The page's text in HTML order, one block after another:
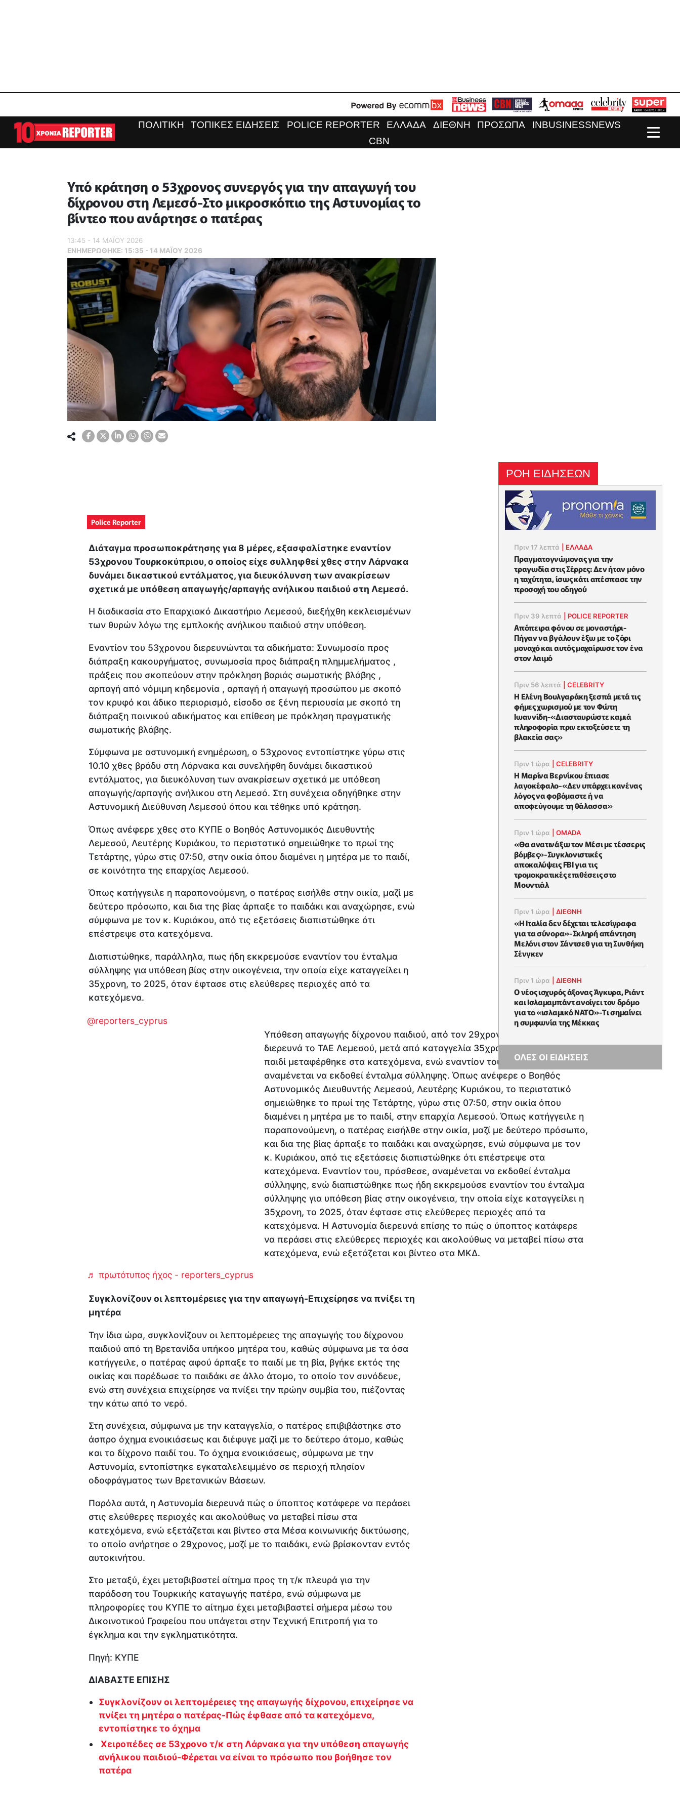
ΠΟΛΙΤΙΚΗ ΤΟΠΙΚΕΣ ΕΙΔΗΣΕΙΣ POLICE REPORTER ΕΛΛΑΔΑ ΔΙΕΘΝΗ ΠΡΟΣΩΠΑ
INBUSINESSNEWS
CBN
Υπό κράτηση ο 53χρονος συνεργός για την απαγωγή του
δίχρονου στη Λεμεσό-Στο μικροσκόπιο της Αστυνομίας το
βίντεο που ανάρτησε ο πατέρας
13:45 - 14 ΜΑΪ́ΟΥ 2026
ΕΝΗΜΕΡΏΘΗΚΕ: 15:35 - 14 ΜΑΪ́ΟΥ 2026
Police Reporter
Διάταγμα προσωποκράτησης για 8 μέρες, εξασφαλίστηκε εναντίον
53χρονου Τουρκοκύπριου, ο οποίος είχε συλληφθεί χθες στην Λάρνακα
δυνάμει δικαστικού εντάλματος, για διευκόλυνση των ανακρίσεων
σχετικά με υπόθεση απαγωγής/αρπαγής ανήλικου παιδιού στη Λεμεσό.
Η διαδικασία στο Επαρχιακό Δικαστήριο Λεμεσού, διεξήχθη κεκλεισμένων
των θυρών λόγω της εμπλοκής ανήλικου παιδιού στην υπόθεση.
Εναντίον του 53χρονου διερευνώνται τα αδικήματα: Συνωμοσία προς
διάπραξη κακουργήματος, συνωμοσία προς διάπραξη πλημμελήματος ,
πράξεις που σκοπεύουν στην πρόκληση βαριάς σωματικής βλάβης ,
αρπαγή από νόμιμη κηδεμονία , αρπαγή ή απαγωγή προσώπου με σκοπό
τον κρυφό και άδικο περιορισμό, είσοδο σε ξένη περιουσία με σκοπό τη
διάπραξη ποινικού αδικήματος και επίθεση με πρόκληση πραγματικής
σωματικής βλάβης.
Σύμφωνα με αστυνομική ενημέρωση, ο 53χρονος εντοπίστηκε γύρω στις
10.10 χθες βράδυ στη Λάρνακα και συνελήφθη δυνάμει δικαστικού
εντάλματος, για διευκόλυνση των ανακρίσεων σχετικά με υπόθεση
απαγωγής/αρπαγής ανήλικου στη Λεμεσό. Στη συνέχεια οδηγήθηκε στην
Αστυνομική Διεύθυνση Λεμεσού όπου και τέθηκε υπό κράτηση.
Όπως ανέφερε χθες στο ΚΥΠΕ ο Βοηθός Αστυνομικός Διευθυντής
Λεμεσού, Λευτέρης Κυριάκου, το περιστατικό σημειώθηκε το πρωί της
Τετάρτης, γύρω στις 07:50, στην οικία όπου διαμένει η μητέρα με το παιδί,
σε κοινότητα της επαρχίας Λεμεσού.
Όπως κατήγγειλε η παραπονούμενη, ο πατέρας εισήλθε στην οικία, μαζί με
δεύτερο πρόσωπο, και δια της βίας άρπαξε το παιδάκι και αναχώρησε, ενώ
σύμφωνα με τον κ. Κυριάκου, από τις εξετάσεις διαπιστώθηκε ότι
επέστρεψε στα κατεχόμενα.
Διαπιστώθηκε, παράλληλα, πως ήδη εκκρεμούσε εναντίον του ένταλμα
σύλληψης για υπόθεση βίας στην οικογένεια, την οποία είχε καταγγείλει η
35χρονη, το 2025, όταν έφτασε στις ελεύθερες περιοχές από τα
κατεχόμενα.
@reporters_cyprus
Υπόθεση απαγωγής δίχρονου παιδιού, από τον 29χρονο Τ/κ πατέρα του,
διερευνά το ΤΑΕ Λεμεσού, μετά από καταγγελία 35χρονης Βρετανίδας. Το
παιδί μεταφέρθηκε στα κατεχόμενα, ενώ εναντίον του υπόπτου
αναμένεται να εκδοθεί ένταλμα σύλληψης. Όπως ανέφερε ο Βοηθός
Αστυνομικός Διευθυντής Λεμεσού, Λευτέρης Κυριάκου, το περιστατικό
σημειώθηκε το πρωί της Τετάρτης, γύρω στις 07:50, στην οικία όπου
διαμένει η μητέρα με το παιδί, στην επαρχία Λεμεσού. Όπως κατήγγειλε η
παραπονούμενη, ο πατέρας εισήλθε στην οικία, μαζί με δεύτερο πρόσωπο,
και δια της βίας άρπαξε το παιδάκι και αναχώρησε, ενώ σύμφωνα με τον
κ. Κυριάκου, από τις εξετάσεις διαπιστώθηκε ότι επέστρεψε στα
κατεχόμενα. Εναντίον του, πρόσθεσε, αναμένεται να εκδοθεί ένταλμα
σύλληψης, ενώ διαπιστώθηκε πως ήδη εκκρεμούσε εναντίον του ένταλμα
σύλληψης για υπόθεση βίας στην οικογένεια, την οποία είχε καταγγείλει η
35χρονη, το 2025, όταν έφτασε στις ελεύθερες περιοχές από τα
κατεχόμενα. Η Αστυνομία διερευνά επίσης το πώς ο ύποπτος κατάφερε
να περάσει στις ελεύθερες περιοχές και ακολούθως να μεταβεί πίσω στα
κατεχόμενα, ενώ εξετάζεται και βίντεο στα ΜΚΔ.
♬ πρωτότυπος ήχος - reporters_cyprus
Συγκλονίζουν οι λεπτομέρειες για την απαγωγή-Επιχείρησε να πνίξει τη
μητέρα
Την ίδια ώρα, συγκλονίζουν οι λεπτομέρειες της απαγωγής του δίχρονου
παιδιού από τη Βρετανίδα υπήκοο μητέρα του, καθώς σύμφωνα με τα όσα
κατήγγειλε, ο πατέρας αφού άρπαξε το παιδί με τη βία, βγήκε εκτός της
οικίας και παρέδωσε το παιδάκι σε άλλο άτομο, το οποίο τον συνόδευε,
ενώ στη συνέχεια επιχείρησε να πνίξει την πρώην συμβία του, πιέζοντας
την κάτω από το νερό.
Στη συνέχεια, σύμφωνα με την καταγγελία, ο πατέρας επιβιβάστηκε στο
άσπρο όχημα ενοικιάσεως και διέφυγε μαζί με το δεύτερο άτομο, καθώς
και το δίχρονο παιδί του. Το όχημα ενοικιάσεως, σύμφωνα με την
Αστυνομία, εντοπίστηκε εγκαταλελειμμένο σε περιοχή πλησίον
οδοφράγματος των Βρετανικών Βάσεων.
Παρόλα αυτά, η Αστυνομία διερευνά πώς ο ύποπτος κατάφερε να περάσει
στις ελεύθερες περιοχές και ακολούθως να μεταβεί πίσω στα
κατεχόμενα, ενώ εξετάζεται και βίντεο στα Μέσα κοινωνικής δικτύωσης,
το οποίο ανήρτησε ο 29χρονος, μαζί με το παιδάκι, ενώ βρίσκονταν εντός
αυτοκινήτου.
Στο μεταξύ, έχει μεταβιβαστεί αίτημα προς τη τ/κ πλευρά για την
παράδοση του Τουρκικής καταγωγής πατέρα, ενώ σύμφωνα με
πληροφορίες του ΚΥΠΕ το αίτημα έχει μεταβιβαστεί σήμερα μέσω του
Δικοινοτικού Γραφείου που υπάγεται στην Τεχνική Επιτροπή για το
έγκλημα και την εγκληματικότητα.
Πηγή: ΚΥΠΕ
ΔΙΑΒΑΣΤΕ ΕΠΙΣΗΣ
Συγκλονίζουν οι λεπτομέρειες της απαγωγής δίχρονου, επιχείρησε να
πνίξει τη μητέρα ο πατέρας-Πώς έφθασε από τα κατεχόμενα,
εντοπίστηκε το όχημα
Χειροπέδες σε 53χρονο τ/κ στη Λάρνακα για την υπόθεση απαγωγής
ανήλικου παιδιού-Φέρεται να είναι το πρόσωπο που βοήθησε τον
πατέρα
ΡΟΗ ΕΙΔΗΣΕΩΝ
Πριν 17 λεπτά ΕΛΛΑΔΑ
Πραγματογνώμονας για την
τραγωδία στις Σέρρες: Δεν ήταν μόνο
η ταχύτητα, ίσως κάτι απέσπασε την
προσοχή του οδηγού
Πριν 39 λεπτά POLICE REPORTER
Απόπειρα φόνου σε μοναστήρι-
Πήγαν να βγάλουν έξω με το ζόρι
μοναχό και αυτός μαχαίρωσε τον ένα
στον λαιμό
Πριν 56 λεπτά |CELEBRITY
Η Ελένη Βουλγαράκη ξεσπά μετά τις
φήμες χωρισμού με τον Φώτη
Ιωαννίδη-«Διασταυρώστε καμιά
πληροφορία πριν εκτοξεύσετε τη
βλακεία σας»
Πριν 1 ώρα |CELEBRITY
Η Μαρίνα Βερνίκου έπιασε
λαγοκέφαλο-«Δεν υπάρχει κανένας
λόγος να φοβόμαστε ή να
αποφεύγουμε τη θάλασσα»
Πριν 1 ώρα |OMADA
«Θα ανατινάξω τον Μέσι με τέσσερις
βόμβες»-Συγκλονιστικές
αποκαλύψεις FBI για τις
τρομοκρατικές επιθέσεις στο
Μουντιάλ
Πριν 1 ώρα |ΔΙΕΘΝΗ
«Η Ιταλία δεν δέχεται τελεσίγραφα
για τα σύνορα»-Σκληρή απάντηση
Μελόνι στον Σάντσεθ για τη Συνθήκη
Σένγκεν
Πριν 1 ώρα |ΔΙΕΘΝΗ
O νέος ισχυρός άξονας Άγκυρα, Ριάντ
και Ισλαμαμπάντ ανοίγει τον δρόμο
για το «ισλαμικό ΝΑΤΟ»-Tι σημαίνει
η συμφωνία της Μέκκας
ΟΛΕΣ ΟΙ ΕΙΔΗΣΕΙΣ